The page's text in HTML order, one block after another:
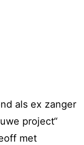
als ex zanger
project“
met